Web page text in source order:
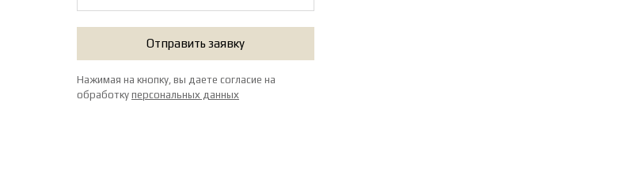
Отправить заявку
Нажимая на кнопку, вы даете согласие на
обработку персональных данных